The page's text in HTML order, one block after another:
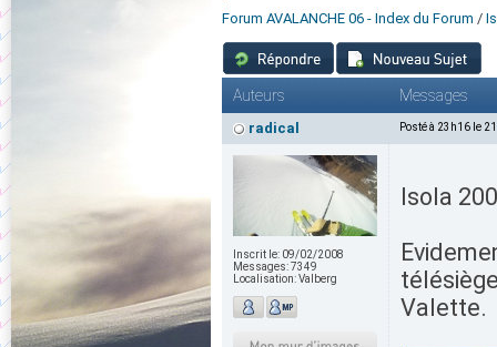
Forum AVALANCHE 06 - Index du Forum /
Auteurs Messages
radical Posté à 23h16 le
Inscrit le: 09/02/2008
Messages:7349
Localisation:Valberg
Isola
Valette.